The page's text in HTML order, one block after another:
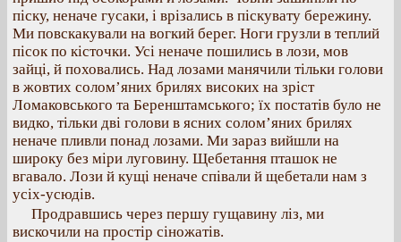
піску, неначе гусаки, і врізались в піскувату бережину.
Ми повскакували на вогкий берег. Ноги грузли в теплий
пісок по кісточки. Усі неначе пошились в лози, мов
зайці, й поховались. Над лозами манячили тільки голови
в жовтих солом’яних брилях високих на зріст
Ломаковського та Беренштамського; їх постатів було не
видко, тільки дві голови в ясних солом’яних брилях
неначе пливли понад лозами. Ми зараз вийшли на
широку без міри луговину. Щебетання пташок не
вгавало. Лози й кущі неначе співали й щебетали нам з
усіх-усюдів.
Продравшись через першу гущавину ліз, ми
вискочили на простір сіножатів.